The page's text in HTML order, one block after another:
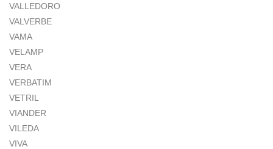
VALLEDORO
VALVERBE
VAMA
VELAMP
VERA
VERBATIM
VETRIL
VIANDER
VILEDA
VIVA